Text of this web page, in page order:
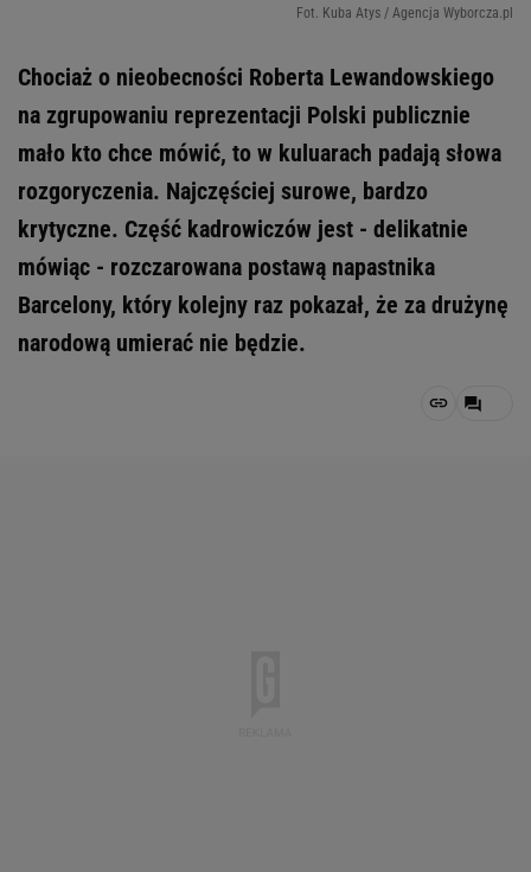
Fot. Kuba Atys / Agencja Wyborcza.pl
Chociaż o nieobecności Roberta Lewandowskiego
na zgrupowaniu reprezentacji Polski publicznie
mało kto chce mówić, to w kuluarach padają słowa
rozgoryczenia. Najczęściej surowe, bardzo
krytyczne. Część kadrowiczów jest - delikatnie
mówiąc - rozczarowana postawą napastnika
Barcelony, który kolejny raz pokazał, że za drużynę
narodową umierać nie będzie.